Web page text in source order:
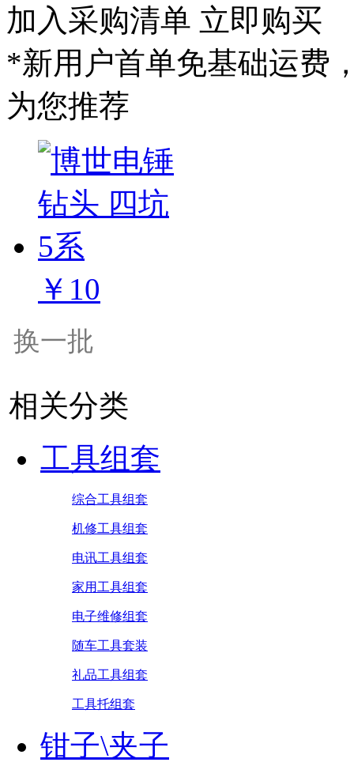
加入采购清单 立即购买
*新用户首单免基础运费
为您推荐
￥10
换一批
相关分类
工具组套
综合工具组套
机修工具组套
电讯工具组套
家用工具组套
电子维修组套
随车工具套装
礼品工具组套
工具托组套
钳子\夹子